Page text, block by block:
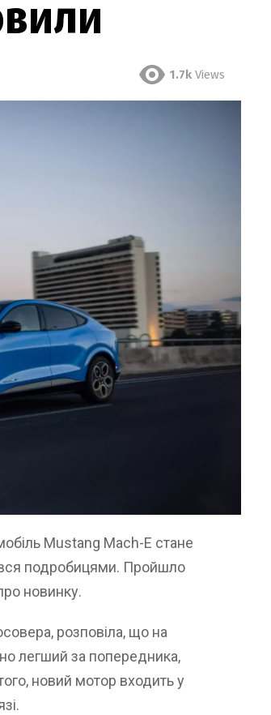
1.7k Views
Mustang Mach-E стане
подробицями. Пройшло
новинку.
розповіла, що на
легший за попередника,
новий мотор входить у